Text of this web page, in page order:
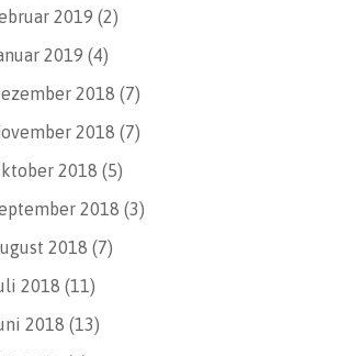
2019 (2)
2019 (4)
2018 (7)
2018 (7)
2018 (5)
2018 (3)
2018 (7)
2018 (11)
2018 (13)